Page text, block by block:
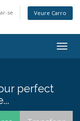
se Veure Carro
perfect